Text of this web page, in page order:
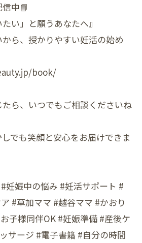
中📘
い」と願うあなたへ』
ら、授かりやすい妊活の始め
book/
ら、いつでもご相談くださいね
でも笑顔と安心をお届けできま
妊娠中の悩み #妊活サポート #
#草加ママ #越谷ママ #かおり
子様同伴OK #妊娠準備 #産後ケ
サージ #電子書籍 #自分の時間